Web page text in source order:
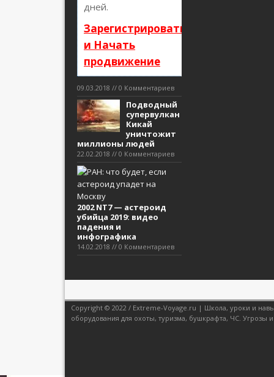
дней.
Зарегистрироваться
и Начать
продвижение
09.03.2018 // 0 Комментариев
Подводный
супервулкан
Кикай
уничтожит
миллионы людей
22.02.2018 // 0 Комментариев
2002 NT7 — астероид
убийца 2019: видео
падения и
инфографика
14.02.2018 // 0 Комментариев
Copyright © 2022 / Extreme-Voyage.ru | Школа, уроки и
оборудования для охоты, туризма, бушкрафта, ЧС. Угрозы